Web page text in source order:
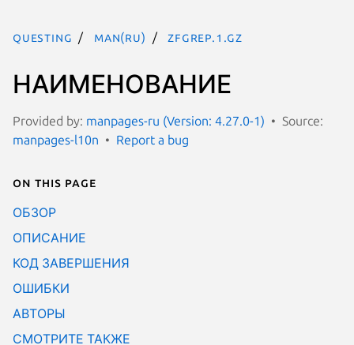
questing man(ru) zfgrep.1.gz
НАИМЕНОВАНИЕ
Provided by: manpages-ru (Version: 4.27.0-1)
Source:
manpages-l10n
Report a bug
On this page
ОБЗОР
ОПИСАНИЕ
КОД ЗАВЕРШЕНИЯ
ОШИБКИ
АВТОРЫ
СМОТРИТЕ ТАКЖЕ